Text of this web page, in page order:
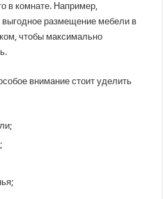
в комнате. Например,
размещение мебели в
чтобы максимально
внимание стоит уделить